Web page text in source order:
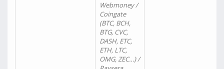
Webmoney /
Coingate
(BTC, BCH,
BTG, CVC,
DASH, ETC,
ETH, LTC,
OMG, ZEC…) /